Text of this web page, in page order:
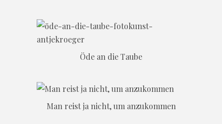
Öde an die Taube
Man reist ja nicht, um anzukommen